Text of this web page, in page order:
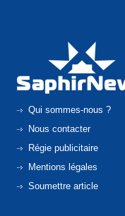
Qui sommes-nous ?
Nous contacter
Régie publicitaire
Mentions légales
Soumettre article